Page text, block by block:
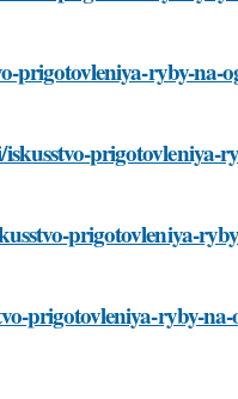
prigotovleniya-ryby-na-
prigotovleniya-
prigotovleniya-
prigotovleniya-ryby-na-